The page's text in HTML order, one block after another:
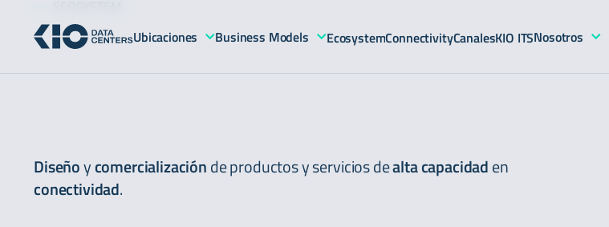
Ubicaciones Business Models EcosystemConnectivityCanalesKIO ITSNosotros
Diseñoycomercializaciónde productos y servicios dealta capacidaden
conectividad.